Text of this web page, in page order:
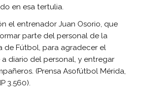
en esa tertulia.
el entrenador Juan Osorio, que
parte del personal de la
de Fútbol, para agradecer el
diario del personal, y entregar
. (Prensa Asofútbol Mérida,
3.560).